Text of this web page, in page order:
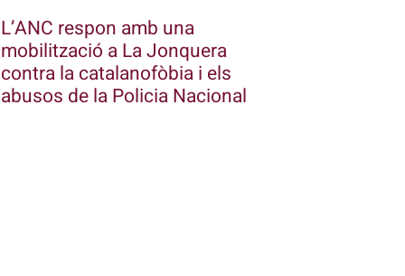
L’ANC respon amb una
mobilització a La Jonquera
contra la catalanofòbia i els
abusos de la Policia Nacional